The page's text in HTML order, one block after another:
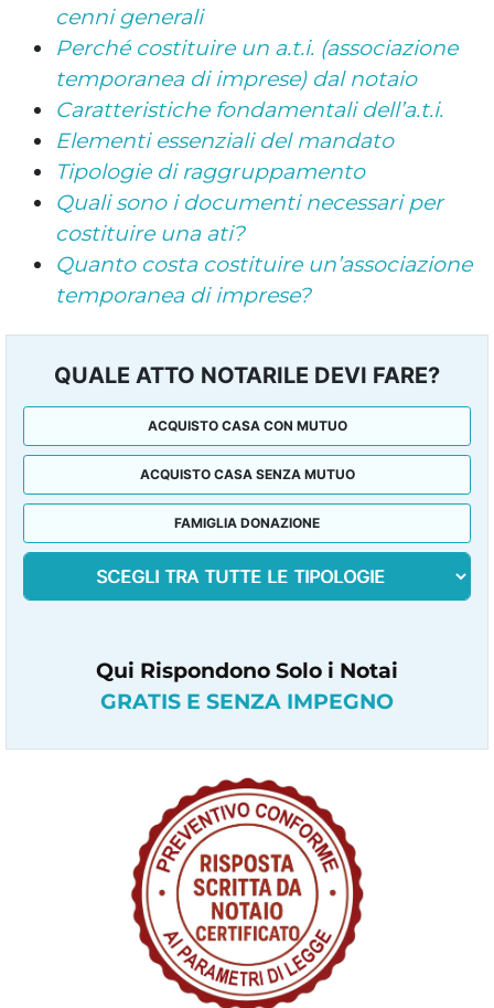
cenni generali
Perché costituire un a.t.i. (associazione
temporanea di imprese) dal notaio
Caratteristiche fondamentali dell’a.t.i.
Elementi essenziali del mandato
Tipologie di raggruppamento
Quali sono i documenti necessari per
costituire una ati?
Quanto costa costituire un’associazione
temporanea di imprese?
QUALE ATTO NOTARILE DEVI FARE?
ACQUISTO CASA CON MUTUO
ACQUISTO CASA SENZA MUTUO
FAMIGLIA DONAZIONE
Qui Rispondono Solo i Notai
GRATIS E SENZA IMPEGNO